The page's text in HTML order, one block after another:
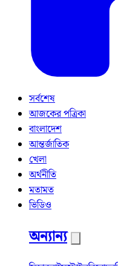
সর্বশেষ
আজকের পত্রিকা
বাংলাদেশ
আন্তর্জাতিক
খেলা
অর্থনীতি
মতামত
ভিডিও
অন্যান্য